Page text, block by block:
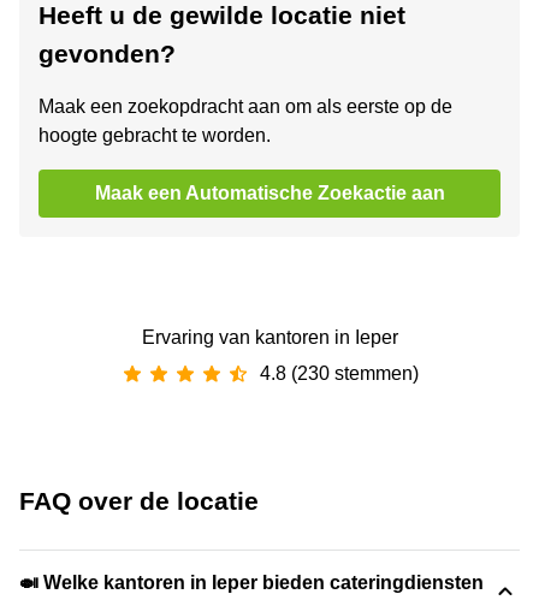
Heeft u de gewilde locatie niet
gevonden?
Maak een zoekopdracht aan om als eerste op de
hoogte gebracht te worden.
Maak een Automatische Zoekactie aan
Ervaring van ‪kantoren‬ in Ieper
4.8 (230 stemmen)
FAQ over de locatie
🍛 Welke kantoren in Ieper bieden cateringdiensten